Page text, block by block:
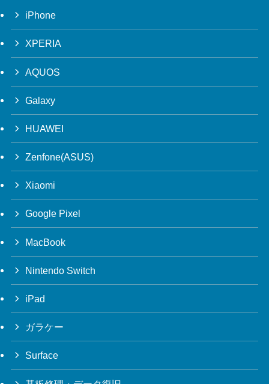
iPhone
XPERIA
AQUOS
Galaxy
HUAWEI
Zenfone(ASUS)
Xiaomi
Google Pixel
MacBook
Nintendo Switch
iPad
ガラケー
Surface